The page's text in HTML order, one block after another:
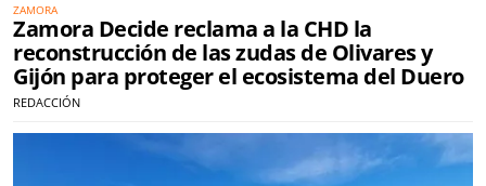
ZAMORA
Zamora Decide reclama a la CHD la
reconstrucción de las zudas de Olivares y
Gijón para proteger el ecosistema del Duero
REDACCIÓN